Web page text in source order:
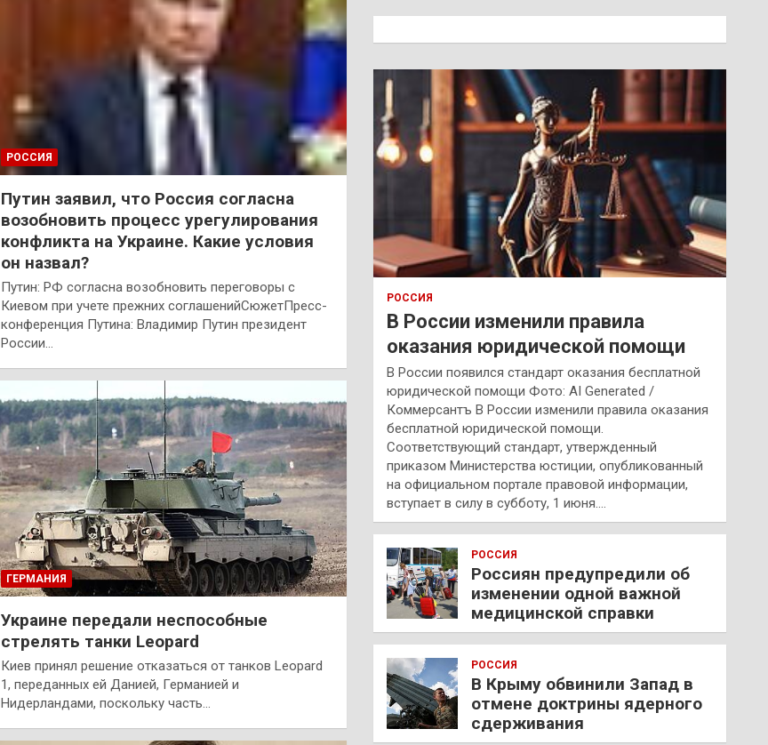
РОССИЯ
Путин заявил, что Россия согласна
возобновить процесс урегулирования
конфликта на Украине. Какие условия
он назвал?
Путин: РФ согласна возобновить переговоры с
Киевом при учете прежних соглашенийСюжетПресс-
конференция Путина: Владимир Путин президент
России…
ГЕРМАНИЯ
Украине передали неспособные
стрелять танки Leopard
Киев принял решение отказаться от танков Leopard
1, переданных ей Данией, Германией и
Нидерландами, поскольку часть…
к
РОССИЯ
В России изменили правила
оказания юридической помощи
В России появился стандарт оказания бесплатной
юридической помощи Фото: AI Generated /
Коммерсантъ В России изменили правила оказания
бесплатной юридической помощи.
Соответствующий стандарт, утвержденный
приказом Министерства юстиции, опубликованный
на официальном портале правовой информации,
вступает в силу в субботу, 1 июня.…
РОССИЯ
Россиян предупредили об
изменении одной важной
медицинской справки
РОССИЯ
В Крыму обвинили Запад в
отмене доктрины ядерного
сдерживания